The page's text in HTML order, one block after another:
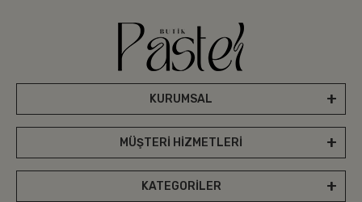
KURUMSAL
MÜŞTERİ HİZMETLERİ
KATEGORİLER